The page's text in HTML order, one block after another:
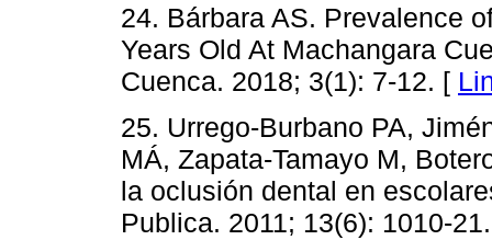
24. Bárbara AS. Prevalence
Years Old At Machangara
Cuenca. 2018; 3(1): 7-12. [
25. Urrego-Burbano PA,
MÁ, Zapata-Tamayo M,
la oclusión dental en
Publica. 2011; 13(6): 1010-